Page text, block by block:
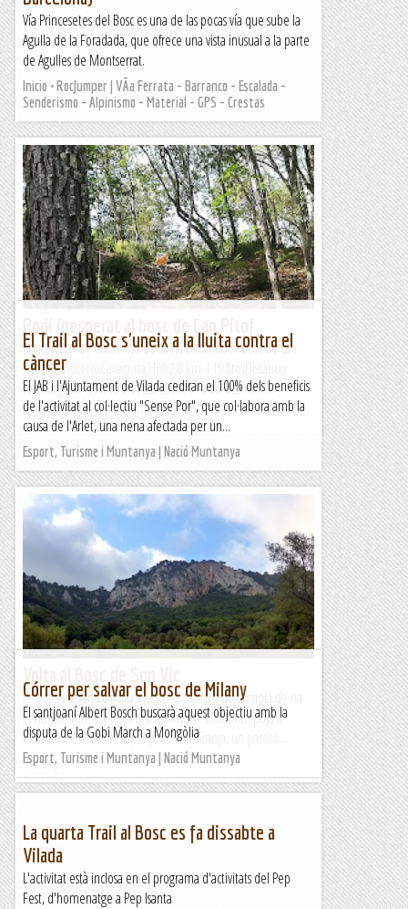
Vía Princesetes del Bosc es una de las pocas vía que sube la
Agulla de la Foradada, que ofrece una vista inusual a la parte
de Agulles de Montserrat.
Inicio • RocJumper | VÃ­a Ferrata - Barranco - Escalada -
Senderismo - Alpinismo - Material - GPS - Crestas
Campionat de Catalunya de Mitja Distància al bosc de can
Pitof de VidreresCategoria H60 2,8 km. i 19 fitesDistància
recorreguda 4,3 km. 1-01-23 95 metres de desnivell...
Fragments de camins i curses
El Trail al Bosc s'uneix a la lluita contra el
càncer
El JAB i l'Ajuntament de Vilada cediran el 100% dels beneficis
de l'activitat al col·lectiu "Sense Por", que col·labora amb la
causa de l'Arlet, una nena afectada per un...
Esport, Turisme i Muntanya | Nació Muntanya
Penyal GranUna bonica volta pels alzinars de la mola de na
Ferrana, entre Esporles i Puigpunyent. L'itinerari puja a
l'ermita de Maristel·la pel pas de sa Granja, un paretó...
Viaranys
Córrer per salvar el bosc de Milany
El santjoaní Albert Bosch buscarà aquest objectiu amb la
disputa de la Gobi March a Mongòlia
Esport, Turisme i Muntanya | Nació Muntanya
La quarta Trail al Bosc es fa dissabte a
Vilada
L'activitat està inclosa en el programa d'activitats del Pep
Fest, d'homenatge a Pep Isanta